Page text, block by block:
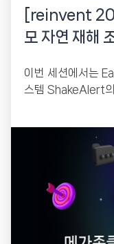
[reinvent
모 자연 재해
이번 세션에서는
스템 ShakeAlert의